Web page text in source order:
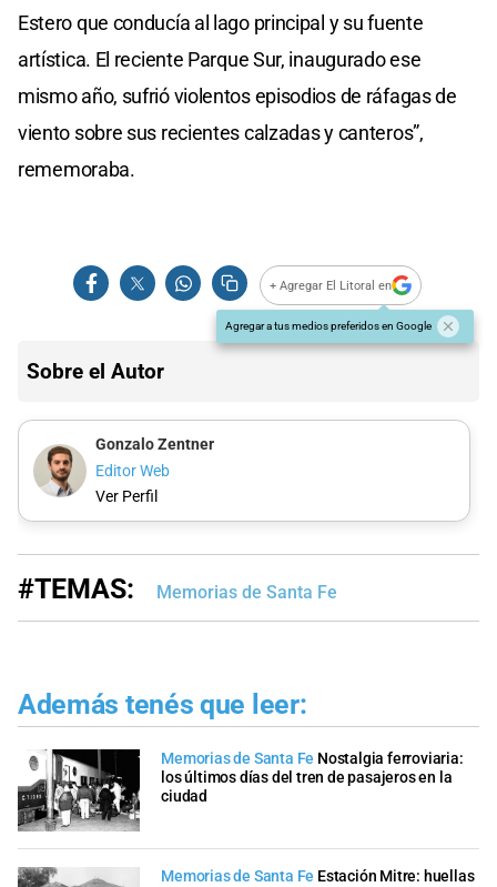
Estero que conducía al lago principal y su fuente
artística. El reciente Parque Sur, inaugurado ese
mismo año, sufrió violentos episodios de ráfagas de
viento sobre sus recientes calzadas y canteros”,
rememoraba.
+ Agregar El Litoral en
Agregar a tus medios preferidos en Google
Sobre el Autor
Gonzalo Zentner
Editor Web
Ver Perfil
#TEMAS: Memorias de Santa Fe
Además tenés que leer:
Memorias de Santa Fe Nostalgia ferroviaria:
los últimos días del tren de pasajeros en la
ciudad
Memorias de Santa Fe Estación Mitre: huellas